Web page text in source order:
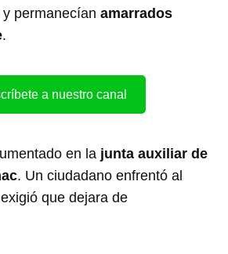
y permanecíanamarrados
.
a nuestro canal
en la junta auxiliar de
. Un ciudadano enfrentó al
que dejara de